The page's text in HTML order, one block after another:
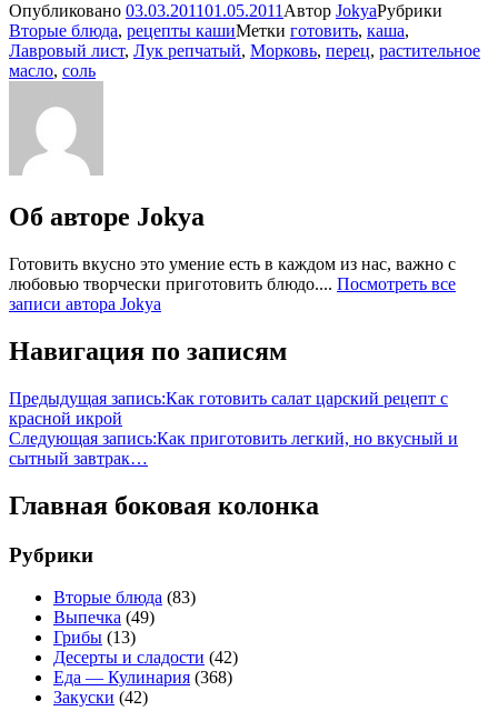
Опубликовано 03.03.201101.05.2011 Автор JokyaРубрики
Вторые блюда, рецепты кашиМетки готовить, каша,
Лавровый лист, Лук репчатый, Морковь, перец, растительное
масло, соль
Об авторе Jokya
Готовить вкусно это умение есть в каждом из нас, важно с
любовью творчески приготовить блюдо.... Посмотреть все
записи автора Jokya
Навигация по записям
Предыдущая запись:Как готовить салат царский рецепт с
красной икрой
Следующая запись:Как приготовить легкий, но вкусный и
сытный завтрак…
Главная боковая колонка
Рубрики
Вторые блюда (83)
Выпечка (49)
Грибы (13)
Десерты и сладости (42)
Еда — Кулинария (368)
Закуски (42)